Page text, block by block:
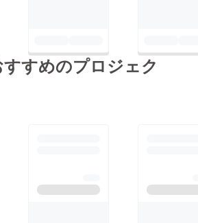
すめのプロジェク